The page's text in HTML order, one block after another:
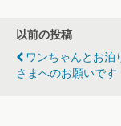
以前の投稿
ワンちゃんとお泊
さまへのお願いです